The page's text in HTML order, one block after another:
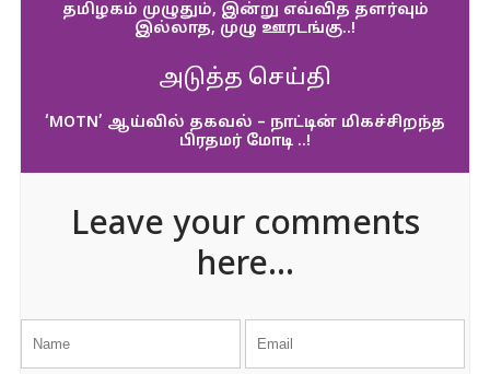
தமிழகம் முழுதும், இன்று எவ்வித தளர்வும்
இல்லாத, முழு ஊரடங்கு..!
அடுத்த செய்தி
‘MOTN’ ஆய்வில் தகவல் – நாட்டின் மிகச்சிறந்த
பிரதமர் மோடி ..!
Leave your comments
here...